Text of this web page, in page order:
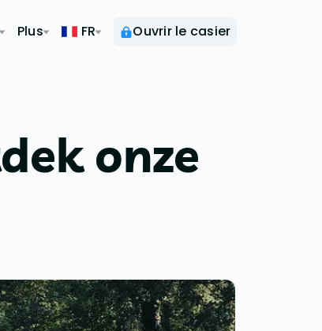
Plus FR Ouvrir le casier
onze